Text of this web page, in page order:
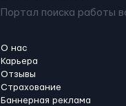
Портал поиска работы
О нас
Карьера
Отзывы
Страхование
Баннерная реклама